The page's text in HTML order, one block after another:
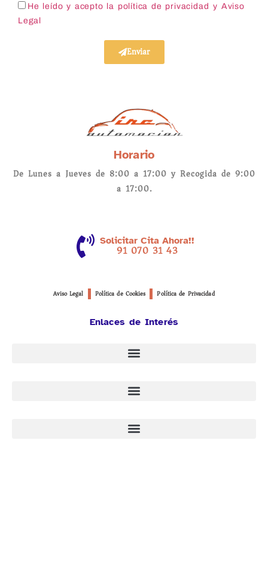
He leído y acepto la política de privacidad
y Aviso
Legal
Enviar
Horario
De Lunes a Jueves de 8:00 a 17:00 y Recogida de 9:00
a 17:00.
Solicitar Cita Ahora!!
91 070 31 43
Aviso Legal Política de Cookies Política de Privacidad
Enlaces de Interés